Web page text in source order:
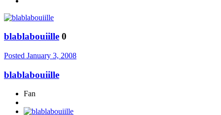
blablabouiille 0
Posted January 3, 2008
blablabouiille
Fan